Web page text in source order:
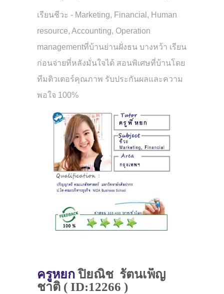
เรียนชีวะ - Marketing, Financial, Human
resource, Accounting, Operation
managementที่บ้านย่านฝั่งธน บางหว้า เรียน
ก่อนจ่ายที่หลังมั่นใจได้ สอนพิเศษที่บ้านโดย
ทีมติวเตอร์คุณภาพ รับประกันผลและความ
พอใจ 100%
ครูหยกปิยณิช รัตนเพ็ญ
ชาติ ( ID:12266 )